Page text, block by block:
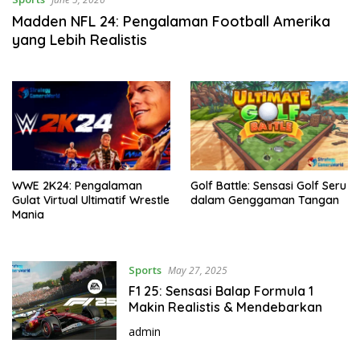
Madden NFL 24: Pengalaman Football Amerika
yang Lebih Realistis
WWE 2K24: Pengalaman
Gulat Virtual Ultimatif Wrestle
Mania
Golf Battle: Sensasi Golf Seru
dalam Genggaman Tangan
Sports May 27, 2025
F1 25: Sensasi Balap Formula 1
Makin Realistis & Mendebarkan
admin